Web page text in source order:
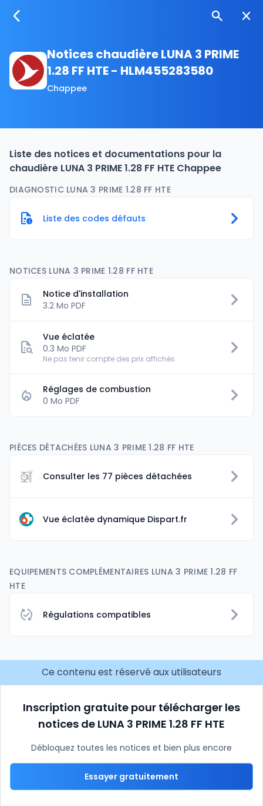
Notices chaudière LUNA 3 PRIME
1.28 FF HTE - HLM455283580
Chappee
Liste des notices et documentations pour la
chaudière LUNA 3 PRIME 1.28 FF HTE Chappee
DIAGNOSTIC LUNA 3 PRIME 1.28 FF HTE
Liste des codes défauts
NOTICES LUNA 3 PRIME 1.28 FF HTE
Notice d'installation
3.2 Mo PDF
Vue éclatée
0.3 Mo PDF
Ne pas tenir compte des prix affichés
Réglages de combustion
0 Mo PDF
PIÈCES DÉTACHÉES LUNA 3 PRIME 1.28 FF HTE
Consulter les 77 pièces détachées
Vue éclatée dynamique Dispart.fr
EQUIPEMENTS COMPLÉMENTAIRES LUNA 3 PRIME 1.28 FF
HTE
Régulations compatibles
Ce contenu est réservé aux utilisateurs
Inscription gratuite pour télécharger les
notices de LUNA 3 PRIME 1.28 FF HTE
Débloquez toutes les notices et bien plus encore
Essayer gratuitement